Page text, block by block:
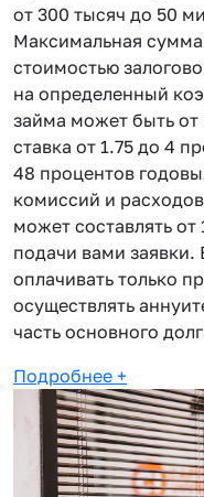
от 300 тысяч до 50
Максимальная
стоимостью
на определенный
займа может быть от
ставка от 1.75 до 4
48 процентов
комиссий и
может составлять
подачи вами
оплачивать только
осуществлять
часть основного
Подробнее +